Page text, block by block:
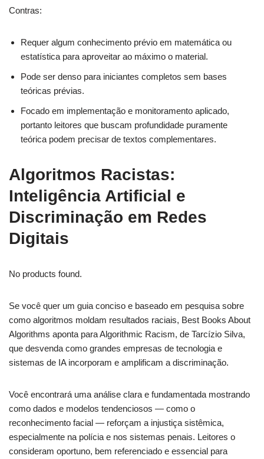
Contras:
Requer algum conhecimento prévio em matemática ou
estatística para aproveitar ao máximo o material.
Pode ser denso para iniciantes completos sem bases
teóricas prévias.
Focado em implementação e monitoramento aplicado,
portanto leitores que buscam profundidade puramente
teórica podem precisar de textos complementares.
Algoritmos Racistas:
Inteligência Artificial e
Discriminação em Redes
Digitais
No products found.
Se você quer um guia conciso e baseado em pesquisa sobre
como algoritmos moldam resultados raciais, Best Books About
Algorithms aponta para Algorithmic Racism, de Tarcízio Silva,
que desvenda como grandes empresas de tecnologia e
sistemas de IA incorporam e amplificam a discriminação.
Você encontrará uma análise clara e fundamentada mostrando
como dados e modelos tendenciosos — como o
reconhecimento facial — reforçam a injustiça sistêmica,
especialmente na polícia e nos sistemas penais. Leitores o
consideram oportuno, bem referenciado e essencial para